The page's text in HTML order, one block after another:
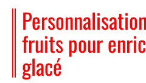
fruits pour
glacé